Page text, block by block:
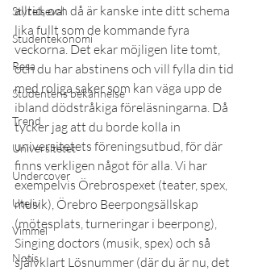
Styrelseval
Studentekonomi
Resa
Studentens bekännelse
Trend
Universitetet
Undercover
Uteliv
Vimmel
Notis
alltid, och då är kanske inte ditt schema
lika fullt som de kommande fyra
veckorna. Det ekar möjligen lite tomt,
och du har abstinens och vill fylla din tid
med roliga saker som kan väga upp de
ibland dödstråkiga föreläsningarna. Då
tycker jag att du borde kolla in
universitetets föreningsutbud, för där
finns verkligen något för alla. Vi har
exempelvis Örebrospexet (teater, spex,
musik), Örebro Beerpongsällskap
(mötesplats, turneringar i beerpong),
Singing doctors (musik, spex) och så
självklart Lösnummer (där du är nu, det